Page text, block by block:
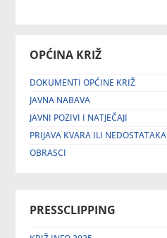
OPĆINA KRIŽ
DOKUMENTI OPĆINE KRIŽ
JAVNA NABAVA
JAVNI POZIVI I NATJEČAJI
PRIJAVA KVARA ILI NEDOSTATAKA
OBRASCI
PRESSCLIPPING